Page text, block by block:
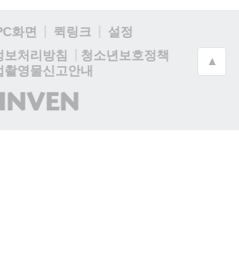
화면 퀵링크
설정
보처리방침
청소년보호정책
촬영물신고안내
(주)
인
▲